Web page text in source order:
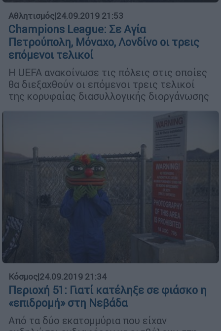
Αθλητισμός|24.09.2019 21:53
Champions League: Σε Αγία
Πετρούπολη, Μόναχο, Λονδίνο οι τρεις
επόμενοι τελικοί
Η UEFA ανακοίνωσε τις πόλεις στις οποίες
θα διεξαχθούν οι επόμενοι τρεις τελικοί
της κορυφαίας διασυλλογικής διοργάνωσης
Κόσμος|24.09.2019 21:34
Περιοχή 51: Γιατί κατέληξε σε φιάσκο η
«επιδρομή» στη Νεβάδα
Από τα δύο εκατομμύρια που είχαν